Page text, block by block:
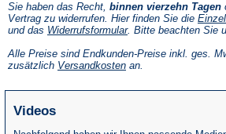
Sie haben das Recht, binnen vierzehn Tagen
Vertrag zu widerrufen. Hier finden Sie die
und das Widerrufsformular(Öffnet
einem
neuen
. Bitte beachten Sie
Alle Preise sind Endkunden-Preise inkl. ges.
zusätzlich Versandkosten(Öffnet
an.
Videos